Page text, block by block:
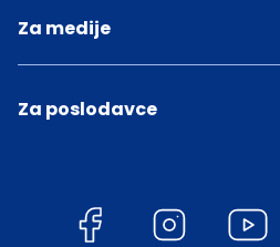
Za medije
Za poslodavce